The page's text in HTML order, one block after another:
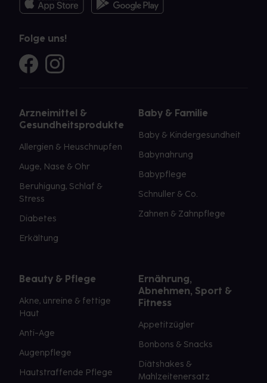
Folge uns!
Arzneimittel &
Gesundheitsprodukte
Allergien & Heuschnupfen
Auge, Nase & Ohr
Beruhigung, Schlaf &
Stress
Diabetes
Erkältung
Baby & Familie
Baby & Kindergesundheit
Babynahrung
Babypflege
Schnuller & Co.
Zahnen & Zahnpflege
Beauty & Pflege
Akne, unreine & fettige
Haut
Anti-Age
Augenpflege
Hautstraffende Pflege
Ernährung,
Abnehmen, Sport &
Fitness
Appetitzügler
Bonbons & Snacks
Diätshakes &
Mahlzeitenersatz